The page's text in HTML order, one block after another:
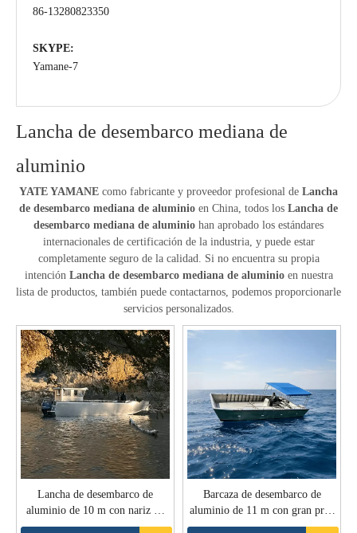
86-13280823350
SKYPE:
Yamane-7
Lancha de desembarco mediana de
aluminio
YATE YAMANE como fabricante y proveedor profesional de Lancha
de desembarco mediana de aluminio en China, todos los Lancha de
desembarco mediana de aluminio han aprobado los estándares
internacionales de certificación de la industria, y puede estar
completamente seguro de la calidad. Si no encuentra su propia
intención Lancha de desembarco mediana de aluminioen nuestra
lista de productos, también puede contactarnos, podemos proporcionarle
servicios personalizados.
Lancha de desembarco de
aluminio de 10 m con nariz de
empuje de goma pesada
Barcaza de desembarco de
aluminio de 11 m con gran proa
abierta